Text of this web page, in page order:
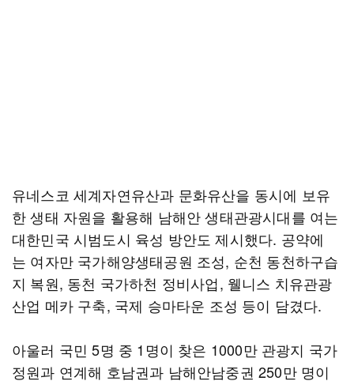
유네스코 세계자연유산과 문화유산을 동시에 보유
한 생태 자원을 활용해 남해안 생태관광시대를 여는
대한민국 시범도시 육성 방안도 제시했다. 공약에
는 여자만 국가해양생태공원 조성, 순천 동천하구습
지 복원, 동천 국가하천 정비사업, 웰니스 치유관광
산업 메카 구축, 국제 승마타운 조성 등이 담겼다.
아울러 국민 5명 중 1명이 찾은 1000만 관광지 국가
정원과 연계해 호남권과 남해안남중권 250만 명이